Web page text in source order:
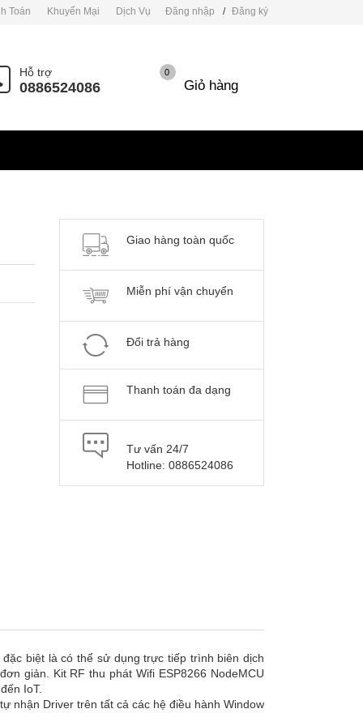
Đăng nhập / Đăng ký
Toán Khuyến Mại Dịch Vụ
Hỗ trợ
0886524086 Giỏ hàng
0
Giao hàng toàn quốc
Miễn phí vận chuyển
Đổi trả hàng
Thanh toán đa dạng
Tư vấn 24/7
Hotline: 0886524086
biệt là có thể sử dụng trực tiếp trình biên dịch
giản. Kit RF thu phát Wifi ESP8266 NodeMCU
IoT.
nhận Driver trên tất cả các hệ điều hành Window